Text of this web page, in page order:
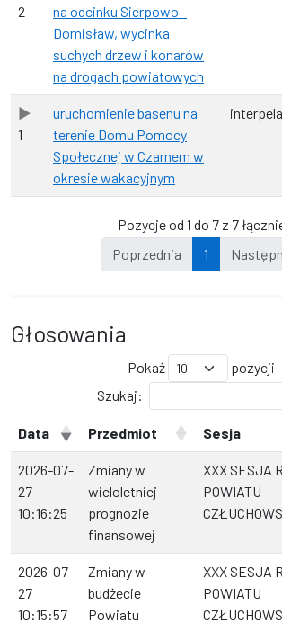
2
na odcinku Sierpowo -
Domisław, wycinka
suchych drzew i konarów
na drogach powiatowych
1
uruchomienie basenu na
terenie Domu Pomocy
Społecznej w Czarnem w
okresie wakacyjnym
Pozycje od 1 do 7 z 7
Poprzednia
1
Głosowania
Pokaż
pozycji
Szukaj:
Data Przedmiot Sesja
2026-07-
27
10:16:25
Zmiany w
wieloletniej
prognozie
finansowej
XXX SESJA
POWIATU
2026-07-
27
10:15:57
Zmiany w
budżecie
Powiatu
XXX SESJA
POWIATU